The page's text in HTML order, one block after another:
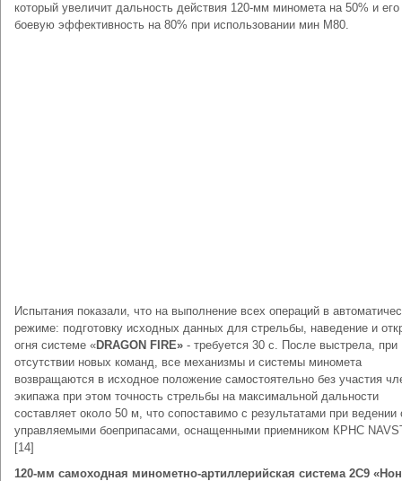
который увеличит дальность действия 120-мм миномета на 50% и его
боевую эффективность на 80% при использовании мин М80.
Испытания показали, что на выполнение всех операций в
режиме: подготовку исходных данных для стрельбы, наведение и
огня системе «DRAGON FIRE» - требуется 30 с. После выстрела, при
отсутствии новых команд, все механизмы и системы миномета
возвращаются в исходное положение самостоятельно без участия
экипажа при этом точность стрельбы на максимальной дальности
составляет около 50 м, что сопоставимо с результатами при ведении
управляемыми боеприпасами, оснащенными приемником КРНС
[14]
120-мм самоходная минометно-артиллерийская система 2С9